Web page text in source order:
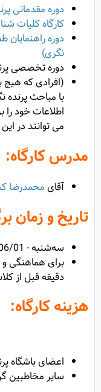
دوره مقدماتی
کارگاه کلیات
دوره
نگری)
دوره تخصصی
(افرادی که هیچ
با مباحث پرنده
اطلاعات خود
می توانند در
مدرس کارگاه:
آقایمحمدرضا
تاریخ و زمان
سه‌شنبه - 1401/06/01 ساعت 18 الی 21 - 3 ساعت
دقیقه قبل از
هزینه کارگاه:
اعضای باشگاه پرنده
سایر مخاطبین گرامی: 300